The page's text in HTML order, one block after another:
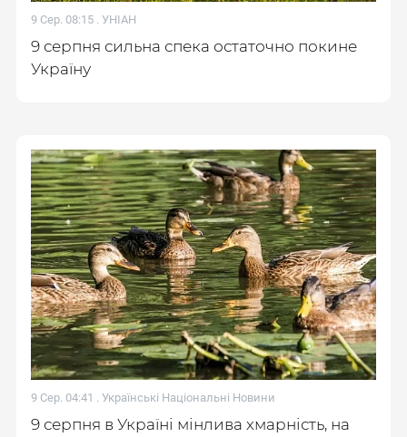
9 Сер. 08:15 . УНІАН
9 серпня сильна спека остаточно покине
Україну
9 Сер. 04:41 . Українські Національні Новини
9 серпня в Україні мінлива хмарність, на